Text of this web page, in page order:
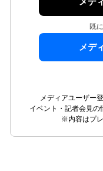
既
メデ
メディアユーザー
イベント・記者会見の
※内容はプレ